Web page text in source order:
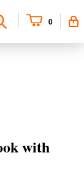
0
with